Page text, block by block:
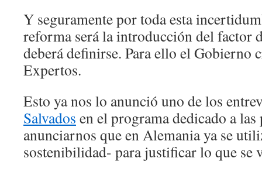
Y seguramente por toda esta
reforma será la introducción del factor
deberá definirse. Para ello el Gobierno
Expertos.
Esto ya nos lo anunció uno de los
Salvados en el programa dedicado a las
anunciarnos que en Alemania ya se
sostenibilidad- para justificar lo que se